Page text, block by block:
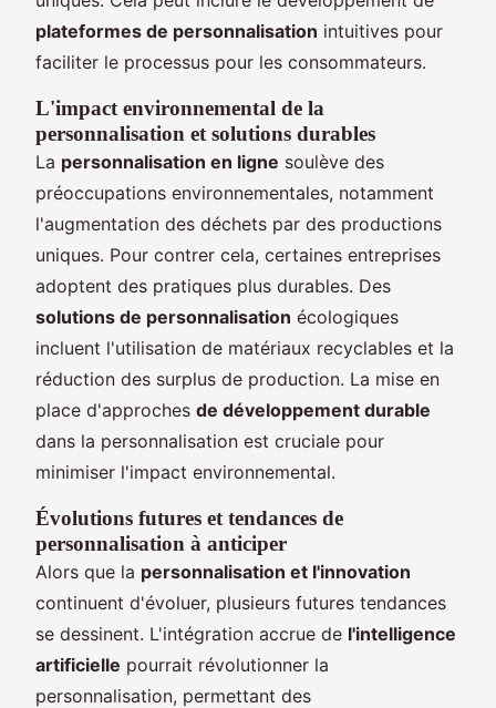
plateformes de personnalisation intuitives pour
faciliter le processus pour les consommateurs.
L'impact environnemental de la
personnalisation et solutions durables
La personnalisation en ligne soulève des
préoccupations environnementales, notamment
l'augmentation des déchets par des productions
uniques. Pour contrer cela, certaines entreprises
adoptent des pratiques plus durables. Des
solutions de personnalisation écologiques
incluent l'utilisation de matériaux recyclables et la
réduction des surplus de production. La mise en
place d'approches de développement durable
dans la personnalisation est cruciale pour
minimiser l'impact environnemental.
Évolutions futures et tendances de
personnalisation à anticiper
Alors que la personnalisation et l'innovation
continuent d'évoluer, plusieurs futures tendances
se dessinent. L'intégration accrue de l'intelligence
artificielle pourrait révolutionner la
personnalisation, permettant des